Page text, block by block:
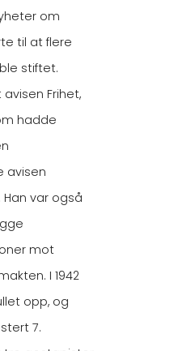
om
til at flere
stiftet.
Frihet,
hadde
avisen
Han var også
mot
I 1942
opp, og
7.